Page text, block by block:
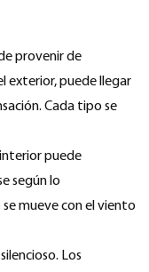
provenir de
exterior, puede llegar
Cada tipo se
puede
según lo
mueve con el viento
Los